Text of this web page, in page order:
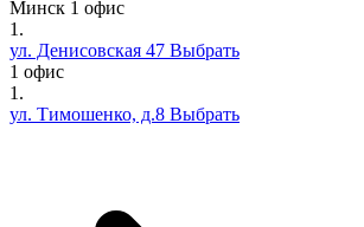
Минск 1 офис
1.
ул. Денисовская 47 Выбрать
1 офис
1.
ул. Тимошенко, д.8 Выбрать